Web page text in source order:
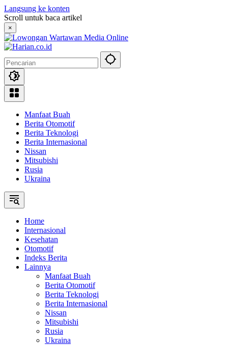
Langsung ke konten
Scroll untuk baca artikel
×
Manfaat Buah
Berita Otomotif
Berita Teknologi
Berita Internasional
Nissan
Mitsubishi
Rusia
Ukraina
Home
Internasional
Kesehatan
Otomotif
Indeks Berita
Lainnya
Manfaat Buah
Berita Otomotif
Berita Teknologi
Berita Internasional
Nissan
Mitsubishi
Rusia
Ukraina